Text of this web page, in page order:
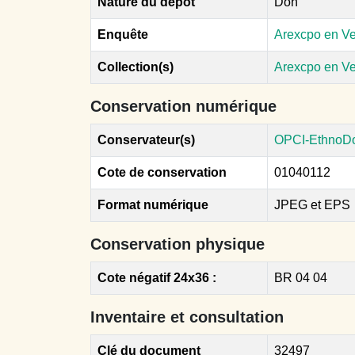
Enquête Arexcpo en
Collection(s) Arexcpo en
Conservation numérique
Conservateur(s) OPCI-
Cote de conservation 01040112
Format numérique JPEG et EPS
Conservation physique
Cote négatif 24x36 : BR 04 04
Inventaire et consultation
Clé du document 32497